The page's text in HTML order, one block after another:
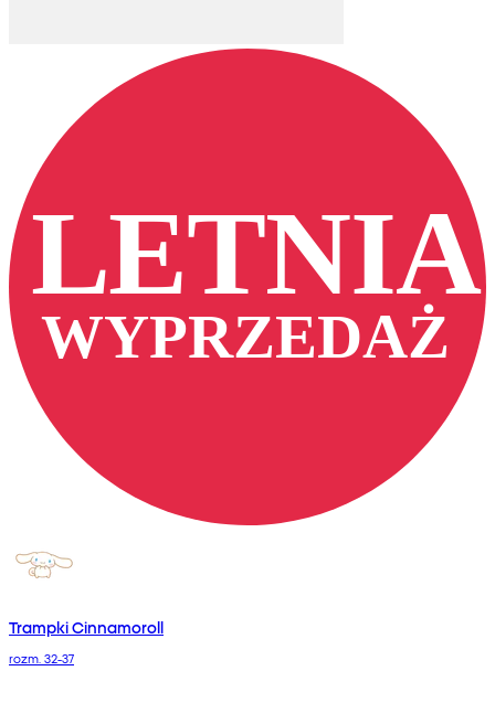
Trampki Cinnamoroll
rozm. 32-37